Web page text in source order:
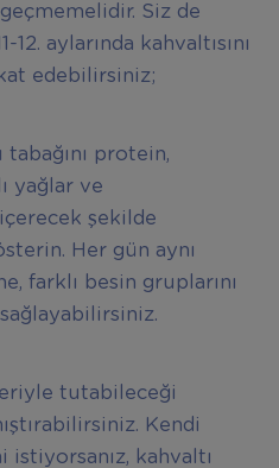
geçmemelidir. Siz de
aylarında kahvaltısını
edebilirsiniz;
protein,
yağlar ve
şekilde
Her gün aynı
farklı besin gruplarını
tutabileceği
Kendi
istiyorsanız, kahvaltı